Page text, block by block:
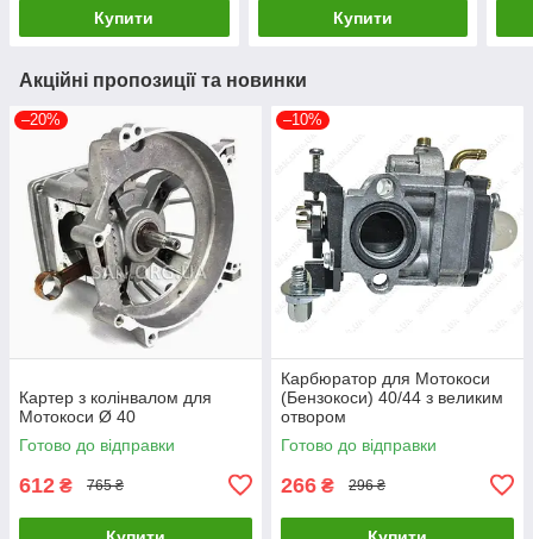
Купити Купити
Акційні пропозиції та новинки
–20%
Картер з колінвалом для
Мотокоси Ø 40
Готово до відправки
612 ₴ 765 ₴
–10%
Карбюратор для Мотокоси
(Бензокоси) 40/44 з великим
отвором
Готово до відправки
266 ₴ 296 ₴